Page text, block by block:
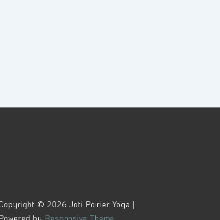
© 2026 Joti Poirier Yoga |
by Responsive Theme